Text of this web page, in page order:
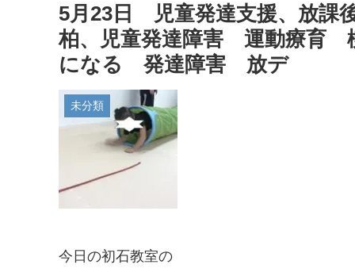
5月23日 児童発達支援、放課
柏、児童発達障害 運動療育
になる 発達障害 放デ
未分類
今日の初石教室の